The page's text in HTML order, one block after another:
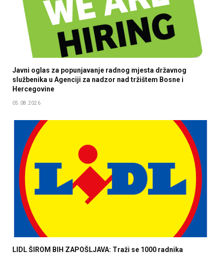
Javni oglas za popunjavanje radnog mjesta državnog
službenika u Agenciji za nadzor nad tržištem Bosne i
Hercegovine
05.08.2026
LIDL ŠIROM BIH ZAPOŠLJAVA: Traži se 1000 radnika